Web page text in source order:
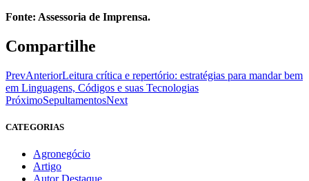
Fonte: Assessoria de Imprensa.
Compartilhe
PrevAnteriorLeitura crítica e repertório: estratégias para mandar bem
em Linguagens, Códigos e suas Tecnologias
PróximoSepultamentosNext
CATEGORIAS
Agronegócio
Artigo
Autor Destaque